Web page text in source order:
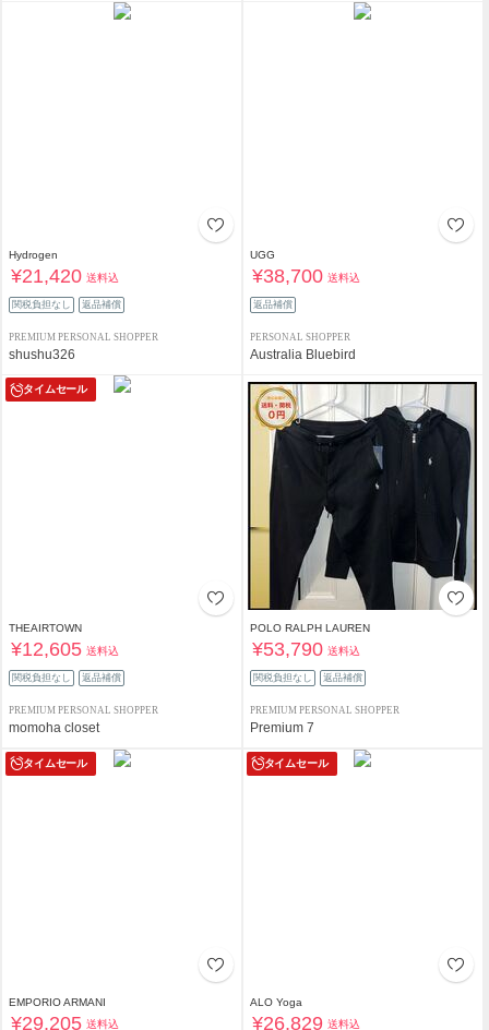
Hydrogen
¥21,420 送料込
関税負担なし 返品補償
PREMIUM PERSONAL SHOPPER
shushu326
UGG
¥38,700 送料込
返品補償
PERSONAL SHOPPER
Australia Bluebird
タイムセール
THEAIRTOWN
¥12,605 送料込
関税負担なし 返品補償
PREMIUM PERSONAL SHOPPER
momoha closet
POLO RALPH LAUREN
¥53,790 送料込
関税負担なし 返品補償
PREMIUM PERSONAL SHOPPER
Premium 7
タイムセール
EMPORIO ARMANI
¥29,205 送料込
タイムセール
ALO Yoga
¥26,829 送料込